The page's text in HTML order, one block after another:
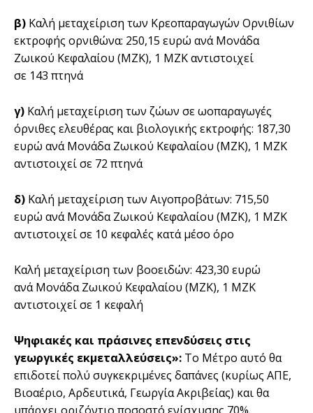
β) Καλή µεταχείριση των Κρεοπαραγωγών Ορνιθίων
εκτροφής ορνιθώνα: 250,15 ευρώ ανά Μονάδα
Ζωικού Κεφαλαίου (ΜΖΚ), 1 ΜΖΚ αντιστοιχεί
σε 143 πτηνά
γ) Καλή µεταχείριση των ζώων σε ωοπαραγωγές
όρνιθες ελευθέρας και βιολογικής εκτροφής: 187,30
ευρώ ανά Μονάδα Ζωικού Κεφαλαίου (ΜΖΚ), 1 ΜΖΚ
αντιστοιχεί σε 72 πτηνά
δ) Καλή µεταχείριση των Αιγοπροβάτων: 715,50
ευρώ ανά Μονάδα Ζωικού Κεφαλαίου (ΜΖΚ), 1 ΜΖΚ
αντιστοιχεί σε 10 κεφαλές κατά µέσο όρο
Καλή µεταχείριση των βοοειδών: 423,30 ευρώ
ανά Μονάδα Ζωικού Κεφαλαίου (ΜΖΚ), 1 ΜΖΚ
αντιστοιχεί σε 1 κεφαλή
Ψηφιακές και πράσινες επενδύσεις στις
γεωργικές εκµεταλλεύσεις»: Το Μέτρο αυτό θα
επιδοτεί πολύ συγκεκριµένες δαπάνες (κυρίως ΑΠΕ,
Βιοαέριο, Αρδευτικά, Γεωργία Ακριβείας) και θα
υπάρχει οριζόντιο ποσοστό ενίσχυσης 70%.